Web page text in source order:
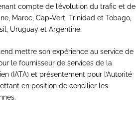
compte de l’évolution du trafic et de
Maroc, Cap-Vert, Trinidad et Tobago,
Uruguay et Argentine.
mettre son expérience au service de
le fournisseur de services de la
(IATA) et présentement pour l’Autorité
en position de concilier les